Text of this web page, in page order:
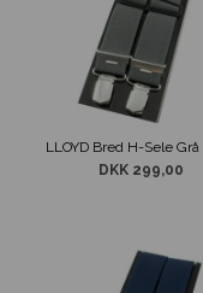
DKK 299,00